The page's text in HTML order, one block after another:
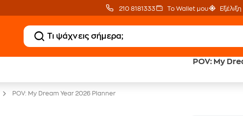
210 8181333 Το Wallet μου
POV: My
Δωρεάν Μεταφορικά
POV: My Dream Year 2026 Planner